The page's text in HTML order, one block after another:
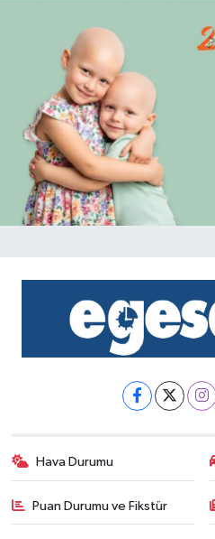
Hava Durumu
Puan Durumu ve Fikstür